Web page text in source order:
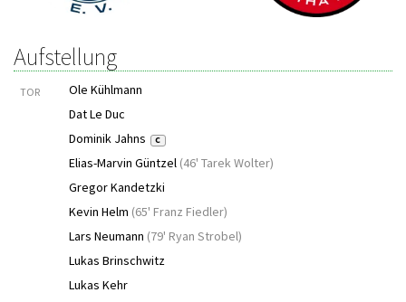
Aufstellung
TOR
Ole Kühlmann
Dat Le Duc
Dominik Jahns
C
Elias-Marvin Güntzel (46' Tarek Wolter)
Gregor Kandetzki
Kevin Helm (65' Franz Fiedler)
Lars Neumann (79' Ryan Strobel)
Lukas Brinschwitz
Lukas Kehr